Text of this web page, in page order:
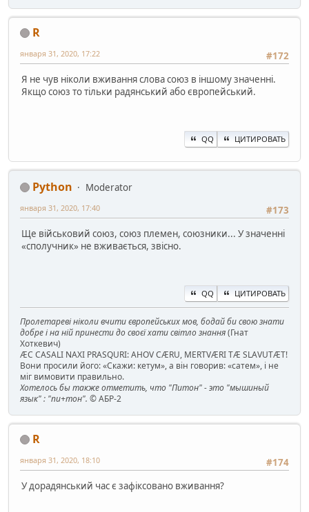
R
#172
января 31, 2020, 17:22
Я не чув ніколи вживання слова союз в іншому значенні.
Якщо союз то тільки радянський або європейський.
QQ ЦИТИРОВАТЬ
Python
Moderator
#173
января 31, 2020, 17:40
Ще військовий союз, союз племен, союзники... У значенні
«сполучник» не вживається, звісно.
QQ ЦИТИРОВАТЬ
Пролетареві ніколи вчити європейських мов, бодай би свою знати
добре і на ній принести до своєї хати світло знання(Гнат
Хоткевич)
ÆC CASALI NAXI PRASQURI: AHOV CÆRU, MERTVÆRI TÆ SLAVUTÆT!
Вони просили його: «Скажи: кетум», а він говорив: «сатем», і не
міг вимовити правильно.
Хотелось бы также отметить, что "Питон" - это "мышиный
язык" : "пи+тон". © АБР-2
R
#174
января 31, 2020, 18:10
У дорадянський час є зафіксовано вживання?